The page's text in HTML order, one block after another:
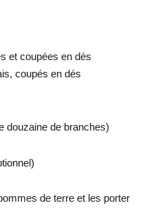
et coupées en dés
coupés en dés
douzaine de branches)
de terre et les porter